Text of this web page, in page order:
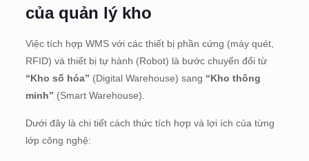
của quản lý kho
Việc tích hợp WMS với các thiết bị phần cứng (máy quét,
RFID) và thiết bị tự hành (Robot) là bước chuyển đổi từ
“Kho số hóa” (Digital Warehouse) sang “Kho thông
minh” (Smart Warehouse).
Dưới đây là chi tiết cách thức tích hợp và lợi ích của từng
lớp công nghệ: